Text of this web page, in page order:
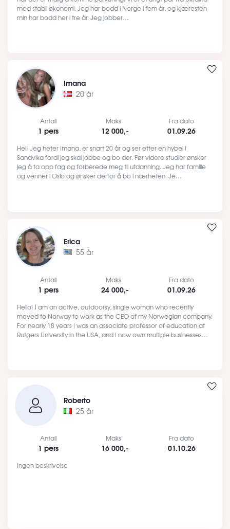
med stabil økonomi. Jeg har bodd i Norge i fem år, og kjæresten
min har bodd her i tre år. Jeg jobber…
Imana
20 år
Antall
1 pers
Maks
12 000,-
Fra dato
01.09.26
Hei! Jeg heter Imana, er snart 20 år og ser etter en hybel i
Sandvika fordi jeg skal jobbe og bo der. Før videre studier ønsker
jeg å ta opp fag og forberede meg til utdanning. Jeg har familie
og venner i Oslo og ønsker derfor å bo i nærheten. Je…
Erica
55 år
Antall
1 pers
Maks
24 000,-
Fra dato
01.09.26
Hello! I am an active, outdoorsy, single woman who recently
moved to Norway to work as the CEO of my Norwegian company.
For nearly 18 years I was an associate professor of education at
Rutgers University in the USA, and I now own multiple businesses…
Roberto
25 år
Antall
1 pers
Maks
16 000,-
Fra dato
01.10.26
Ingen beskrivelse